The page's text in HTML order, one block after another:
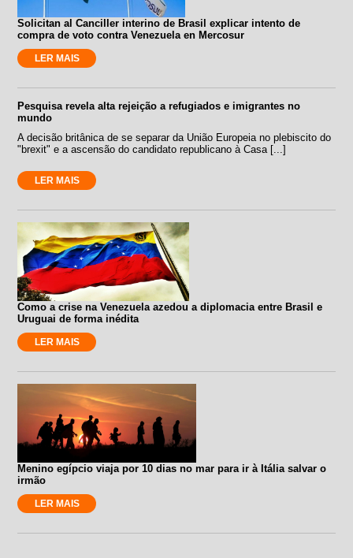
Solicitan al Canciller interino de Brasil explicar intento de
compra de voto contra Venezuela en Mercosur
LER MAIS
Pesquisa revela alta rejeição a refugiados e imigrantes no
mundo
A decisão britânica de se separar da União Europeia no plebiscito do
"brexit" e a ascensão do candidato republicano à Casa [...]
LER MAIS
Como a crise na Venezuela azedou a diplomacia entre Brasil e
Uruguai de forma inédita
LER MAIS
Menino egípcio viaja por 10 dias no mar para ir à Itália salvar o
irmão
LER MAIS